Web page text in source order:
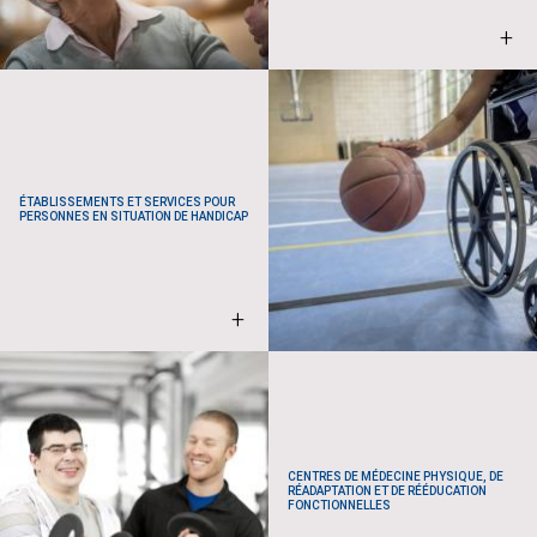
+
ÉTABLISSEMENTS ET SERVICES POUR
PERSONNES EN SITUATION DE HANDICAP
+
CENTRES DE MÉDECINE PHYSIQUE, DE
RÉADAPTATION ET DE RÉÉDUCATION
FONCTIONNELLES